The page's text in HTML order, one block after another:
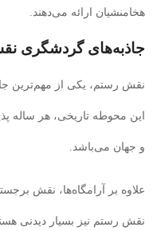
هخامنشیان ارائه می‌دهند.
جاذبه‌های گردشگری
نقش رستم، یکی از مهم‌ترین
این محوطه تاریخی، هر ساله
و جهان می‌باشد.
علاوه بر آرامگاه‌ها، نقش
نقش رستم نیز بسیار دیدنی